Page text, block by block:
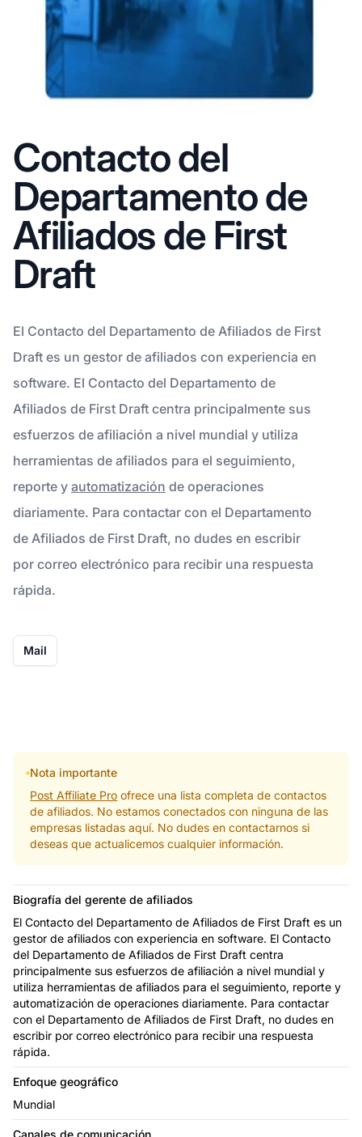
Contacto del
Departamento de
Afiliados de First
Draft
El Contacto del Departamento de Afiliados de First
Draft es un gestor de afiliados con experiencia en
software. El Contacto del Departamento de
Afiliados de First Draft centra principalmente sus
esfuerzos de afiliación a nivel mundial y utiliza
herramientas de afiliados para el seguimiento,
reporte y automatización de operaciones
diariamente. Para contactar con el Departamento
de Afiliados de First Draft, no dudes en escribir
por correo electrónico para recibir una respuesta
rápida.
Mail
Nota importante
Post Affiliate Pro ofrece una lista completa de contactos
de afiliados. No estamos conectados con ninguna de las
empresas listadas aquí. No dudes en contactarnos si
deseas que actualicemos cualquier información.
Biografía del gerente de afiliados
El Contacto del Departamento de Afiliados de First Draft es un
gestor de afiliados con experiencia en software. El Contacto
del Departamento de Afiliados de First Draft centra
principalmente sus esfuerzos de afiliación a nivel mundial y
utiliza herramientas de afiliados para el seguimiento, reporte y
automatización de operaciones diariamente. Para contactar
con el Departamento de Afiliados de First Draft, no dudes en
escribir por correo electrónico para recibir una respuesta
rápida.
Enfoque geográfico
Mundial
Canales de comunicación